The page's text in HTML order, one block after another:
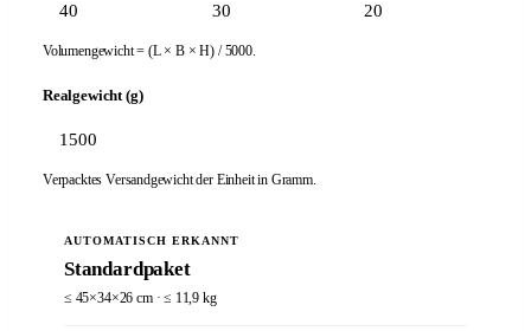
Volumengewicht = (L × B × H) / 5000.
Realgewicht (g)
Verpacktes Versandgewicht der Einheit in Gramm.
AUTOMATISCH ERKANNT
Standardpaket
≤ 45×34×26 cm · ≤ 11,9 kg